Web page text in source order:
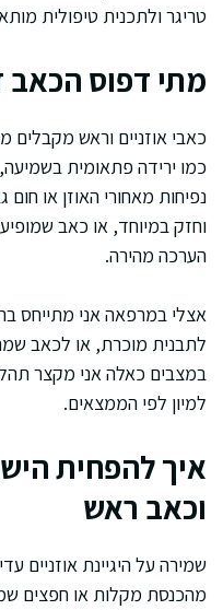
טריגר ולתכנית טיפולית
מתי דפוס הכאב
כאבי אוזניים וראש
כמו ירידה פתאומית
נפיחות מאחורי האוזן או
וחזק במיוחד, או כאב
הערכה מהירה.
אצלי במרפאה אני מתייחס
לתבנית מוכרת, או לכאב
במצבים כאלה אני מקצר
למיון לפי הממצאים.
איך להפחית
וכאב ראש
שמירה על היגיינת אוזניים
מהכנסת מקלות או חפצים